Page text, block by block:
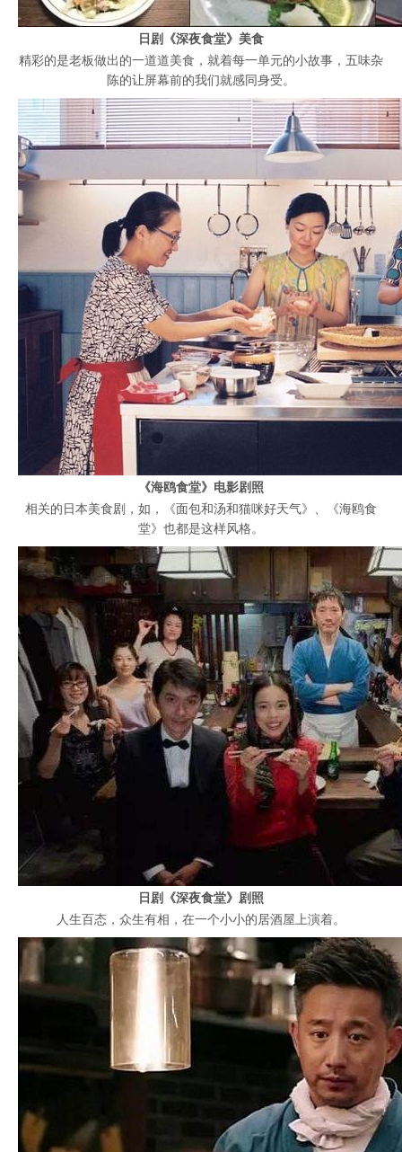
日剧《深夜食堂》美食
精彩的是老板做出的一道道美食，就着每一单元的小故事，五味杂
陈的让屏幕前的我们就感同身受。
《海鸥食堂》电影剧照
相关的日本美食剧，如，《面包和汤和猫咪好天气》、《海鸥食
堂》也都是这样风格。
日剧《深夜食堂》剧照
人生百态，众生有相，在一个小小的居酒屋上演着。